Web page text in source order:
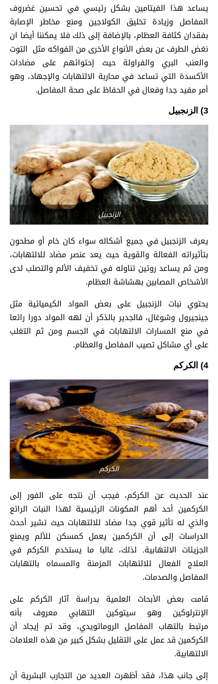
يساعد هذا الفيتامين بشكل رئيسي في تحسين غضروف
المفاصل وزيادة تخليق الكولاجين ومنع مخاطر الإصابة
بفقدان كثافة العظام، بالإضافة إلى ذلك فلا يمكننا أيضا ان
نغض الطرف عن بعض الأنواع الأخرى من الفواكه مثل التوت
والعنب البري والفراولة حيث إحتوائهم على مضادات
الأكسدة التي تساعد في محاربة الالتهابات والإجهاد، وهو
أمر مفيد جدا وفعال في الحفاظ على صحة المفاصل.
3) الزنجبيل
الزنجبيل
يعرف الزنجبيل في جميع أشكاله سواء كان خام أو مطحون
بتأثيراته الفعالة والقوية حيث يعد عنصر مضاد للالتهابات،
ومن ثم يساعد روتين تناوله في تخفيف الألم والتصلب لدى
الأشخاص المصابين بهشاشة العظام.
يحتوي نبات الزنجبيل على بعض المواد الكيميائية مثل
جينجيرول وشوغال، فالجدير بالذكر أن لهه المواد دورا رائعا
في منع المسارات الالتهابات في الجسم ومن ثم التغلب
على أي مشاكل تصيب المفاصل والعظام.
4) الكركم
الكركم
عند الحديث عن الكركم، فيجب أن نتجه على الفور إلى
الكركمين أحد أهم المكونات الرئيسية لهذا النبات الرائع
والذي له تأثير قوي جدا مضاد للالتهابات حيث تشير أحدث
الدراسات إلى أن الكركمين يعمل كمسكن للألم ويمنع
الجزيئات الالتهابية. لذلك، غالبا ما يستخدم الكركم في
العلاج الفعال للالتهابات المزمنة والمسماه بالتهابات
المفاصل والصدمات.
قامت بعض الأبحاث العلمية بدراسة آثار الكركم على
الإنترلوكين وهو سيتوكين التهابي معروف بأنه
مرتبط بالتهاب المفاصل الروماتويدي، وقد تم إيجاد أن
الكركمين قد عمل على التقليل بشكل كبير من هذه العلامات
الالتهابية.
إلى جانب هذا، فقد أظهرت العديد من التجارب البشرية أن